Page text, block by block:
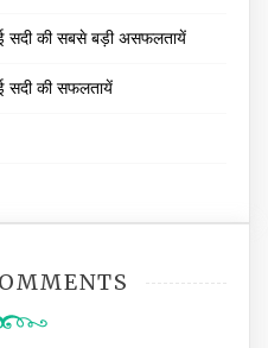
सदी की सबसे बड़ी असफलतायें
सदी की सफलतायें